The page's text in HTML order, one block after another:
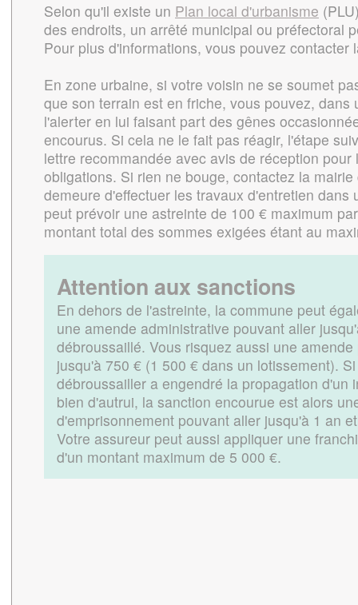
Selon qu'il existe un Plan local d'urbanisme
des endroits, un arrêté municipal ou préfectoral
Pour plus d'informations, vous pouvez contacter
En zone urbaine, si votre voisin ne se soumet
que son terrain est en friche, vous pouvez, dans
l'alerter en lui faisant part des gênes
encourus. Si cela ne le fait pas réagir, l'étape
lettre recommandée avec avis de réception pour
obligations. Si rien ne bouge, contactez la
demeure d'effectuer les travaux d'entretien dans
peut prévoir une astreinte de 100 € maximum
montant total des sommes exigées étant au
Attention aux sanctions
En dehors de l'astreinte, la commune peut
une amende administrative pouvant aller
débroussaillé. Vous risquez aussi une
jusqu'à 750 € (1 500 € dans un lotissement).
débroussailler a engendré la propagation d'un
bien d'autrui, la sanction encourue est alors
d'emprisonnement pouvant aller jusqu'à 1 an
Votre assureur peut aussi appliquer une
d'un montant maximum de 5 000 €.